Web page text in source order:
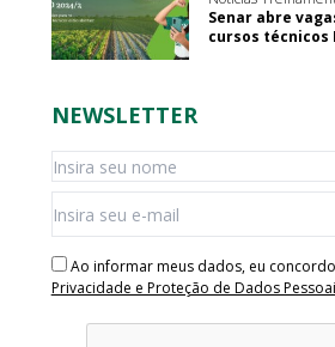
Senar abre
cursos técnicos
NEWSLETTER
Ao informar meus dados, eu
Privacidade e Proteção de Dados